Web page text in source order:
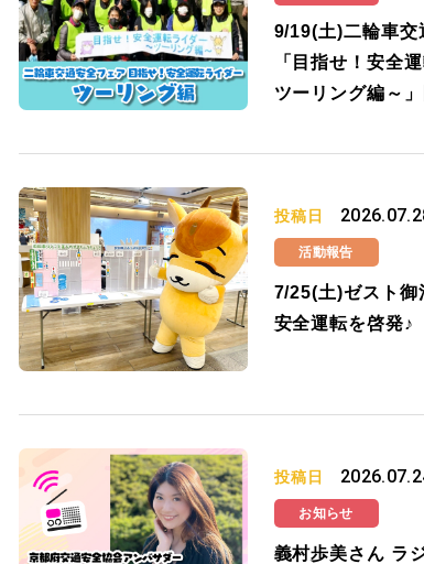
9/19(土)二輪車交
「目指せ！安全
ツーリング編～
投稿日
活動報告
7/25(土)ゼスト御
安全運転を啓発♪
投稿日
お知らせ
義村歩美さん ラ